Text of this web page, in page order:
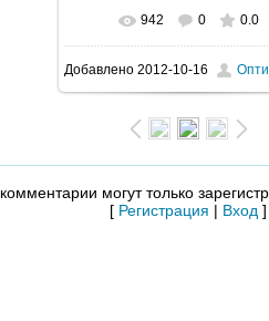
В реальном размере
/ 165.3Kb
942 0 0.0
Добавлено 2012-10-16
могут только
[ Регистрация | Вход ]